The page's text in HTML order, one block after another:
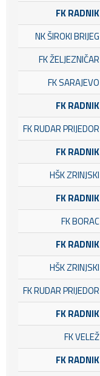
FK RADNIK
NK ŠIROKI BRIJEG
FK ŽELJEZNIČAR
FK SARAJEVO
FK RADNIK
FK RUDAR PRIJEDOR
FK RADNIK
HŠK ZRINJSKI
FK RADNIK
FK BORAC
FK RADNIK
HŠK ZRINJSKI
FK RUDAR PRIJEDOR
FK RADNIK
FK VELEŽ
FK RADNIK